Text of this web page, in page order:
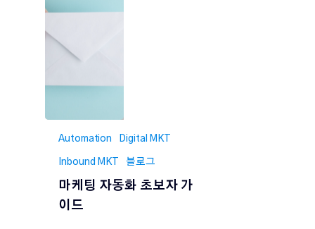
Automation Digital MKT
Inbound MKT 블로그
마케팅 자동화 초보자 가
이드